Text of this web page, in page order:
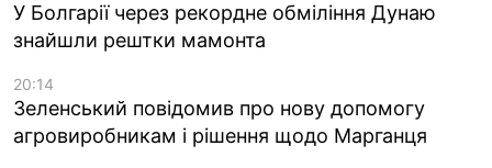
У Болгарії через рекордне обміління Дунаю
знайшли рештки мамонта
20:14
Зеленський повідомив про нову допомогу
агровиробникам і рішення щодо Марганця